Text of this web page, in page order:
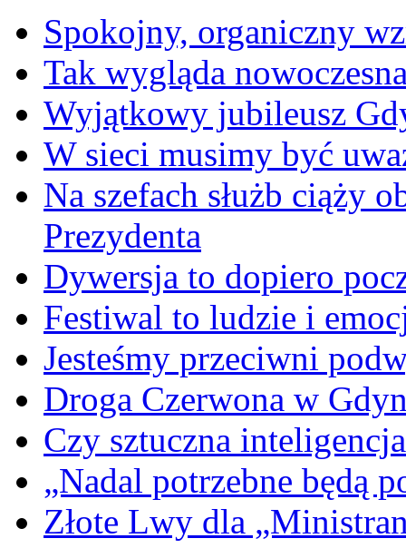
Spokojny, organiczny
Tak wygląda
Wyjątkowy jubileusz
W sieci musimy być
Na szefach służb ciąży
Prezydenta
Dywersja to dopiero
Festiwal to ludzie i
Jesteśmy przeciwni
Droga Czerwona w
Czy sztuczna
„Nadal potrzebne będą
Złote Lwy dla